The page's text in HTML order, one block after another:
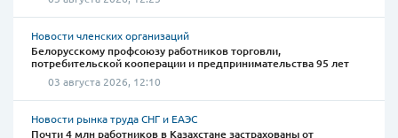
Новости членских организаций
Белорусскому профсоюзу работников торговли,
потребительской кооперации и предпринимательства 95 лет
03 августа 2026, 12:10
Новости рынка труда СНГ и ЕАЭС
Почти 4 млн работников в Казахстане застрахованы от